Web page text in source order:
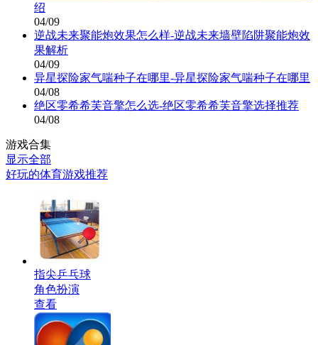
绍
04/09
逆战未来聚能炮效果怎么样-逆战未来墙壁陷阱聚能炮效
果解析
04/09
异星探险家气喘种子在哪里-异星探险家气喘种子在哪里
04/08
绝区零希希芙音擎怎么选-绝区零希希芙音擎选择推荐
04/08
游戏合集
显示全部
好玩的体育游戏推荐
指尖乒乓球
角色扮演
查看